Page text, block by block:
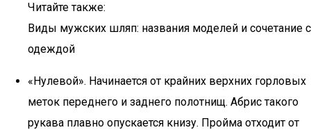
Читайте также:
Виды мужских шляп: названия моделей и сочетание с
одеждой
«Нулевой». Начинается от крайних верхних горловых
меток переднего и заднего полотнищ. Абрис такого
рукава плавно опускается книзу. Пройма отходит от